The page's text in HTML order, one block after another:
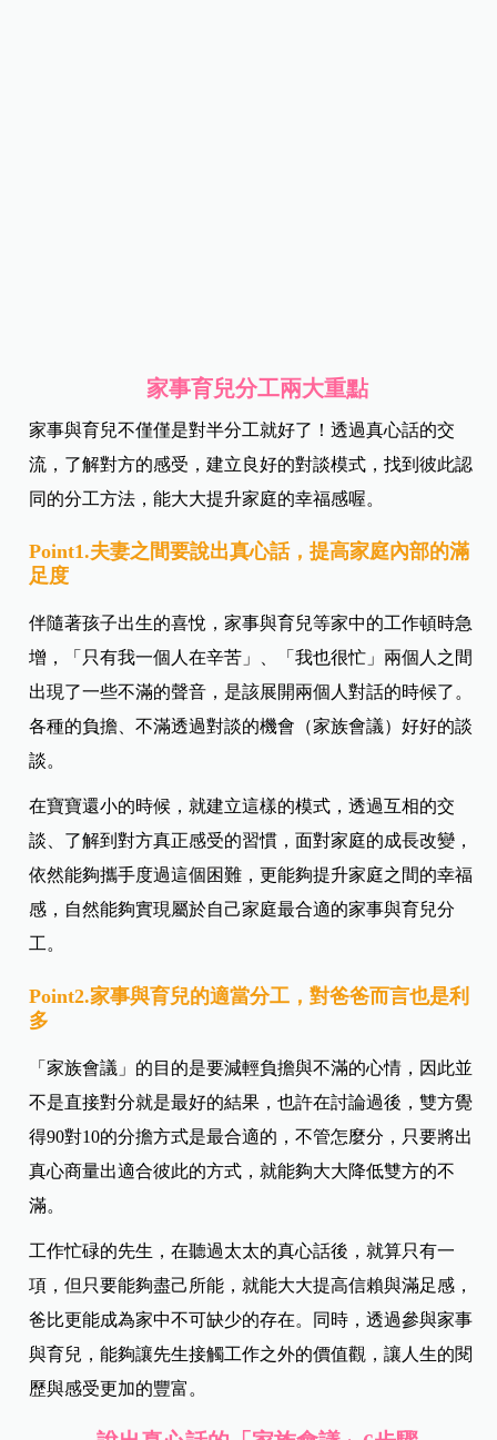
家事育兒分工兩大重點
家事與育兒不僅僅是對半分工就好了！透過真心話的交
流，了解對方的感受，建立良好的對談模式，找到彼此認
同的分工方法，能大大提升家庭的幸福感喔。
Point1.夫妻之間要說出真心話，提高家庭內部的滿
足度
伴隨著孩子出生的喜悅，家事與育兒等家中的工作頓時急
增，「只有我一個人在辛苦」、「我也很忙」兩個人之間
出現了一些不滿的聲音，是該展開兩個人對話的時候了。
各種的負擔、不滿透過對談的機會（家族會議）好好的談
談。
在寶寶還小的時候，就建立這樣的模式，透過互相的交
談、了解到對方真正感受的習慣，面對家庭的成長改變，
依然能夠攜手度過這個困難，更能夠提升家庭之間的幸福
感，自然能夠實現屬於自己家庭最合適的家事與育兒分
工。
Point2.家事與育兒的適當分工，對爸爸而言也是利
多
「家族會議」的目的是要減輕負擔與不滿的心情，因此並
不是直接對分就是最好的結果，也許在討論過後，雙方覺
得90對10的分擔方式是最合適的，不管怎麼分，只要將出
真心商量出適合彼此的方式，就能夠大大降低雙方的不
滿。
工作忙碌的先生，在聽過太太的真心話後，就算只有一
項，但只要能夠盡己所能，就能大大提高信賴與滿足感，
爸比更能成為家中不可缺少的存在。同時，透過參與家事
與育兒，能夠讓先生接觸工作之外的價值觀，讓人生的閱
歷與感受更加的豐富。